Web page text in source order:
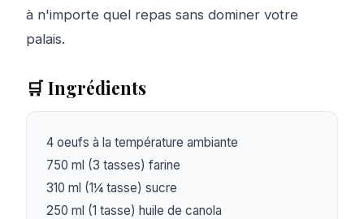
à n'importe quel repas sans dominer votre
palais.
🛒 Ingrédients
4 oeufs à la température ambiante
750 ml (3 tasses) farine
310 ml (1¼ tasse) sucre
250 ml (1 tasse) huile de canola